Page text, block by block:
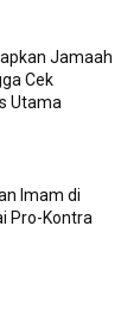
Jamaah
Cek
Utama
Imam di
Pro-Kontra